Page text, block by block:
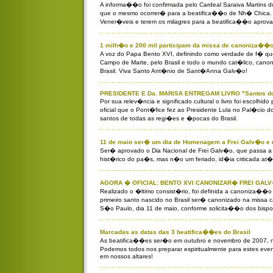
A informa��o foi confirmada pelo Cardeal Saraiva Martins
que o mesmo ocorrer� para a beatifica��o de Nh� Chica.
Vener�veis e terem os milagres para a beatifica��o
1 milh�o e 200 mil participam da missa de canoniza��o
A voz do Papa Bento XVI, definindo como verdade de f�
Campo de Marte, pelo Brasil e todo o mundo cat�lico,
Brasil. Viva Santo Ant�nio de Sant�Anna Galv�o!
PRESIDENTE E Da. MARISA ENTREGAM LIVRO "Santos
Por sua relev�ncia e significado cultural o livro foi
oficial que o Pont�fice fez ao Presidente Lula no Pal�cio
santos de todas as regi�es e �pocas do Brasil.
11 de maio ser� um dia de Homenagem a Frei Galv�o
Ser� aprovado o Dia Nacional de Frei Galv�o, que passa
hist�rico do pa�s, mas n�o um feriado, id�ia criticada at�
AGORA � OFICIAL: BENTO XVI CANONIZAR� FREI
Realizado o �ltimo consist�rio, foi definida a
primeiro santo nascido no Brasil ser� canonizado na missa
S�o Paulo, dia 11 de maio, conforme solicita��o dos
Marcadas as datas das 3 beatifica��es do Brasil
As beatifica��es ser�o em outubro e novembro de 2007,
Podemos todos nos preparar espiritualmente para estes
em nossos altares!